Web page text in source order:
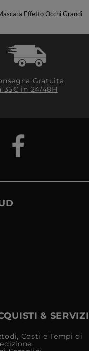
Effetto Occhi Grandi
Gratuita
35€​ in 24/48H
& SERVIZI
Costi e Tempi di